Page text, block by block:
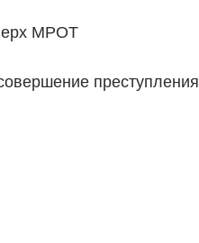
МРОТ
преступления